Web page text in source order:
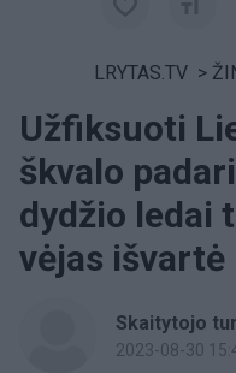
LRYTAS.TV >
Užfiksuoti
škvalo
dydžio ledai
vėjas išvartė
Skaitytojo
2023-08-30